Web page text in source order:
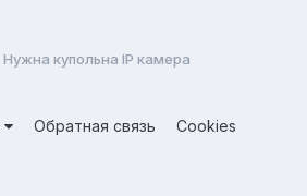
Нужна купольна IP камера
Обратная связь
Cookies